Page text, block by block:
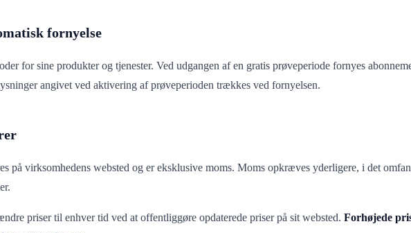
fornyelse
for sine produkter og tjenester. Ved udgangen af en gratis prøveperiode fornyes
angivet ved aktivering af prøveperioden trækkes ved fornyelsen.
på virksomhedens websted og er eksklusive moms. Moms opkræves yderligere, i det
priser til enhver tid ved at offentliggøre opdaterede priser på sit websted. Forhøjede